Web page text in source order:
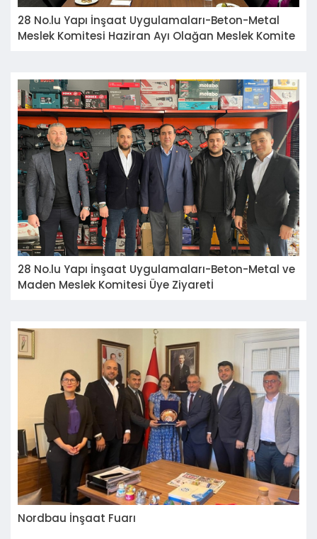
28 No.lu Yapı İnşaat Uygulamaları-Beton-Metal
Meslek Komitesi Haziran Ayı Olağan Meslek Komite
28 No.lu Yapı İnşaat Uygulamaları-Beton-Metal ve
Maden Meslek Komitesi Üye Ziyaretİ
Nordbau İnşaat Fuarı